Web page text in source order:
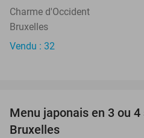
Charme d'Occident
Bruxelles
Vendu : 32
Menu japonais en 3 ou
Bruxelles